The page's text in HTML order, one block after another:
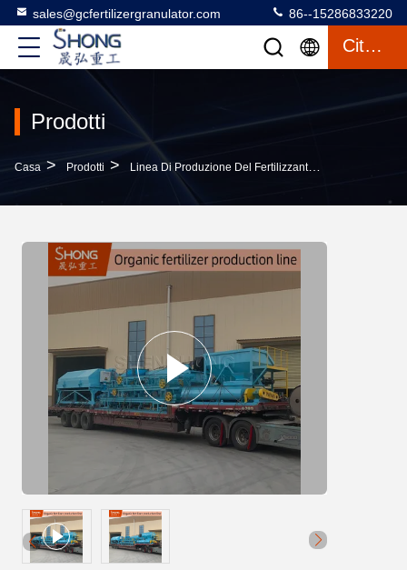
sales@gcfertilizergranulator.com 86--15286833220
Citazione
Prodotti
Casa > Prodotti > Linea Di Produzione Del Fertilizzante Organico